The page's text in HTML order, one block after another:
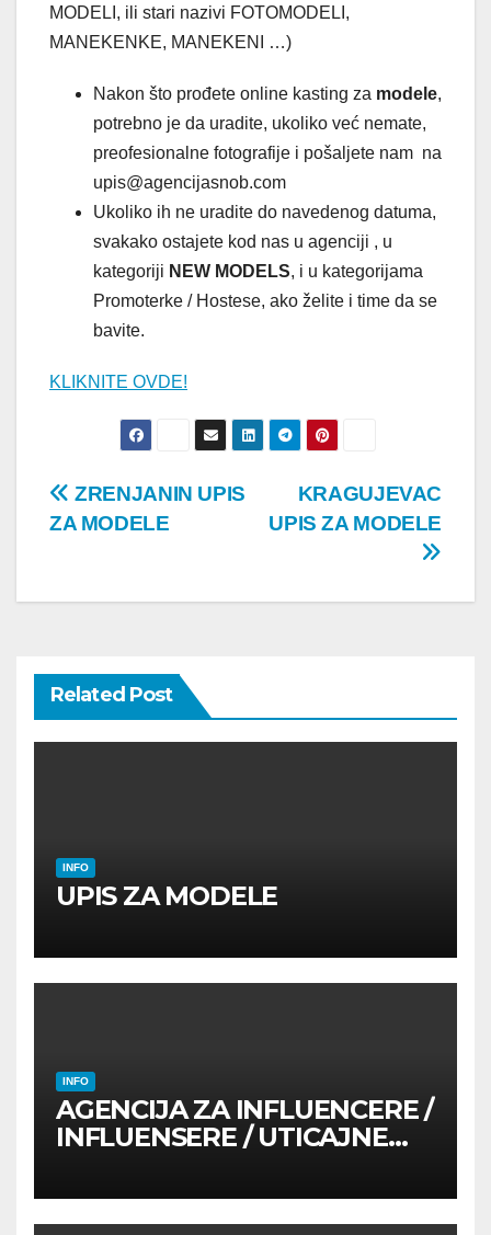
MODELI, ili stari nazivi FOTOMODELI,
MANEKENKE, MANEKENI …)
Nakon što prođete online kasting za modele,
potrebno je da uradite, ukoliko već nemate,
preofesionalne fotografije i pošaljete nam na
upis@agencijasnob.com
Ukoliko ih ne uradite do navedenog datuma,
svakako ostajete kod nas u agenciji , u
kategoriji NEW MODELS, i u kategorijama
Promoterke / Hostese, ako želite i time da se
bavite.
KLIKNITE OVDE!
Post
KRAGUJEVAC
UPIS ZA MODELE
ZRENJANIN UPIS
ZA MODELE
Related Post
INFO
UPIS ZA MODELE
INFO
AGENCIJA ZA INFLUENCERE /
INFLUENSERE / UTICAJNE